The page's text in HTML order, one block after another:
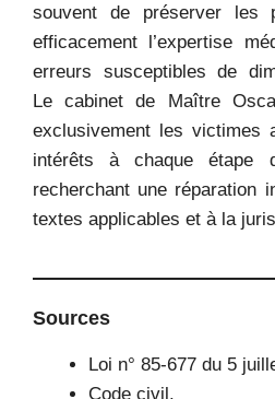
souvent de préserver les
efficacement l’expertise
erreurs susceptibles de
Le cabinet de Maître
exclusivement les victimes
intérêts à chaque étape
recherchant une réparation
textes applicables et à la
Sources
Loi n° 85-677 du 5
Code civil.